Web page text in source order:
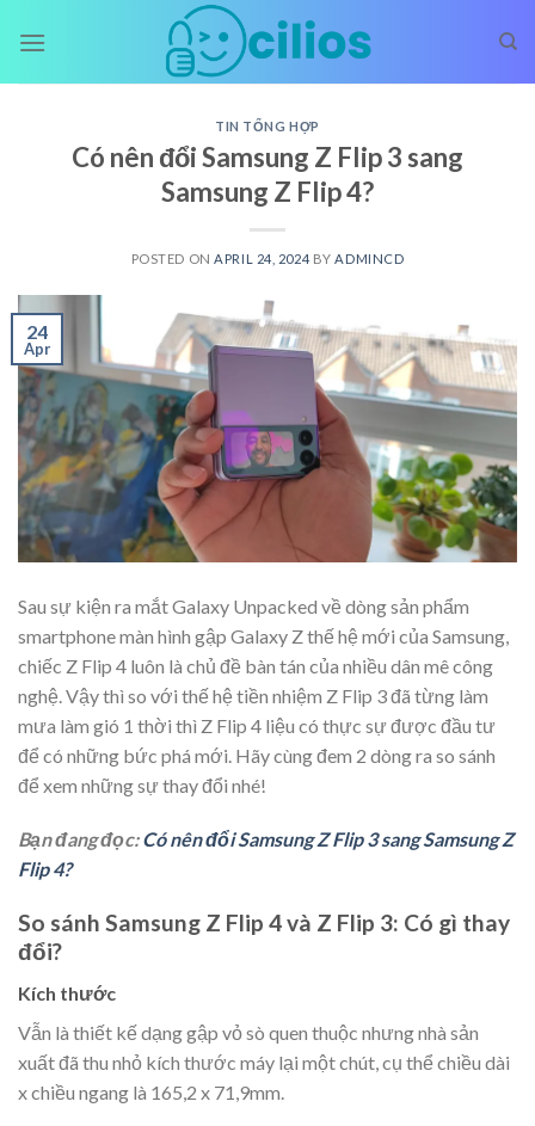
TIN TỔNG HỢP
Có nên đổi Samsung Z Flip 3 sang
Samsung Z Flip 4?
POSTED ON APRIL 24, 2024 BY ADMINCD
24
Apr
Sau sự kiện ra mắt Galaxy Unpacked về dòng sản phẩm
smartphone màn hình gập Galaxy Z thế hệ mới của Samsung,
chiếc Z Flip 4 luôn là chủ đề bàn tán của nhiều dân mê công
nghệ. Vậy thì so với thế hệ tiền nhiệm Z Flip 3 đã từng làm
mưa làm gió 1 thời thì Z Flip 4 liệu có thực sự được đầu tư
để có những bức phá mới. Hãy cùng đem 2 dòng ra so sánh
để xem những sự thay đổi nhé!
Bạn đang đọc:Có nên đổi Samsung Z Flip 3 sang Samsung Z
Flip 4?
So sánh Samsung Z Flip 4 và Z Flip 3: Có gì thay
đổi?
Kích thước
Vẫn là thiết kế dạng gập vỏ sò quen thuộc nhưng nhà sản
xuất đã thu nhỏ kích thước máy lại một chút, cụ thể chiều dài
x chiều ngang là 165,2 x 71,9mm.